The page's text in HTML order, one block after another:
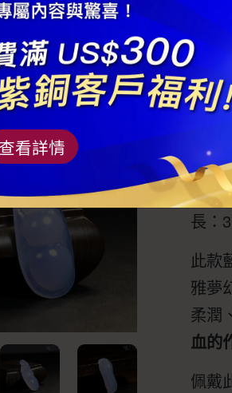
高
商品編
規格
長：
此款
雅夢
柔潤
血的
佩戴
查看詳情